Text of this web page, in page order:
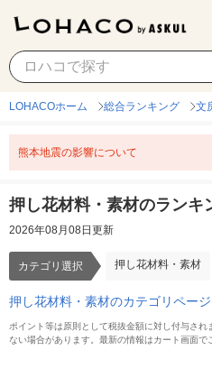
押し花材料・素材
LOHACOホーム 総合ランキング 文
熊本地震の影響について
押し花材料・素材のランキ
2026年08月08日更新
カテゴリ選択 押し花材料・素材
押し花材料・素材のカテゴリペー
ポイント等は原則として税抜金額に対し付与さ
ない場合があります。最新の情報はカート画面で